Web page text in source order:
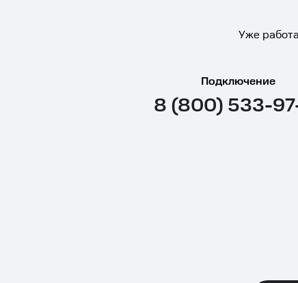
Уже
Подключение
8 (800) 533-